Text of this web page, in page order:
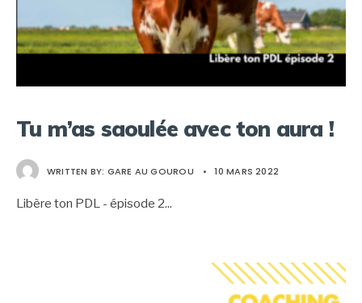
Tu m’as saoulée avec ton aura !
WRITTEN BY: GARE AU GOUROU • 10 MARS 2022
Libère ton PDL - épisode 2...